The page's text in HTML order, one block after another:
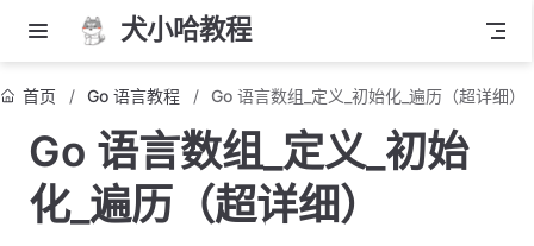
犬小哈教程
首页 Go 语言教程 Go 语言数组_定义_初始化_遍历（超详细）
Go 语言数组_定义_初始
化_遍历（超详细）